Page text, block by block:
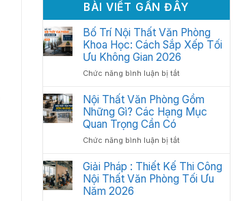
BÀI VIẾT GẦN ĐÂY
Bố Trí Nội Thất Văn Phòng
Khoa Học: Cách Sắp Xếp Tối
Ưu Không Gian 2026
Chức năng bình luận bị tắtở
Trí
Nội
Thất
Phòng
Học:
Cách
Nội Thất Văn Phòng Gồm
Những Gì? Các Hạng Mục
Quan Trọng Cần Có
Chức năng bình luận bị tắtở
Thất
Văn
Phòng
Giải Pháp : Thiết Kế Thi Công
Nội Thất Văn Phòng Tối Ưu
Năm 2026